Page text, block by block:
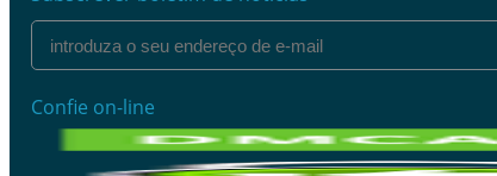
Confie on-line